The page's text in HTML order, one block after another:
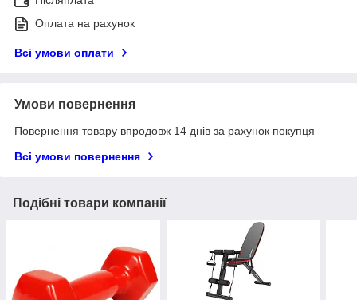
Оплата на рахунок
Всі умови оплати
Умови повернення
Повернення товару впродовж 14 днів за рахунок покупця
Всі умови повернення
Подібні товари компанії